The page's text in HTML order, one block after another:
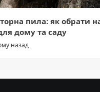
пила: як обрати
дому та саду
назад